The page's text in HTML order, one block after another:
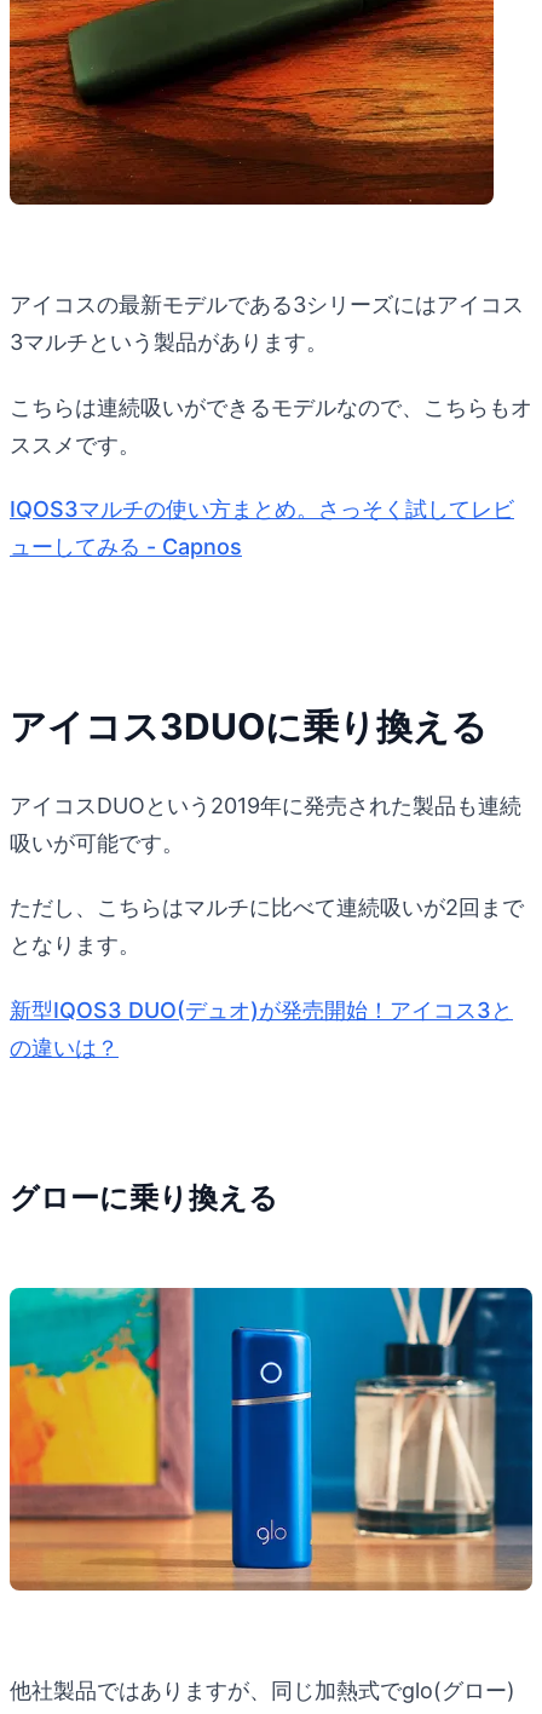
アイコスの最新モデルである3シリーズにはアイコス
3マルチという製品があります。
こちらは連続吸いができるモデルなので、こちらもオ
ススメです。
IQOS3マルチの使い方まとめ。さっそく試してレビ
ューしてみる - Capnos
アイコス3DUOに乗り換える
アイコスDUOという2019年に発売された製品も連続
吸いが可能です。
ただし、こちらはマルチに比べて連続吸いが2回まで
となります。
新型IQOS3 DUO(デュオ)が発売開始！アイコス3と
の違いは？
グローに乗り換える
他社製品ではありますが、同じ加熱式でglo(グロー)